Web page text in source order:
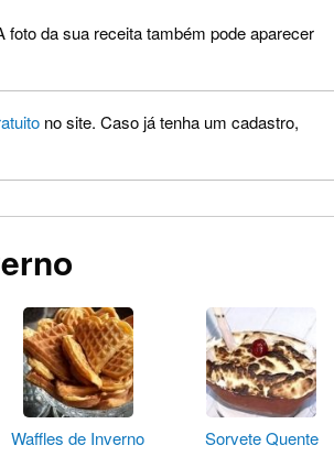
da sua receita também pode aparecer
no site. Caso já tenha um cadastro,
Waffles de Inverno Sorvete Quente